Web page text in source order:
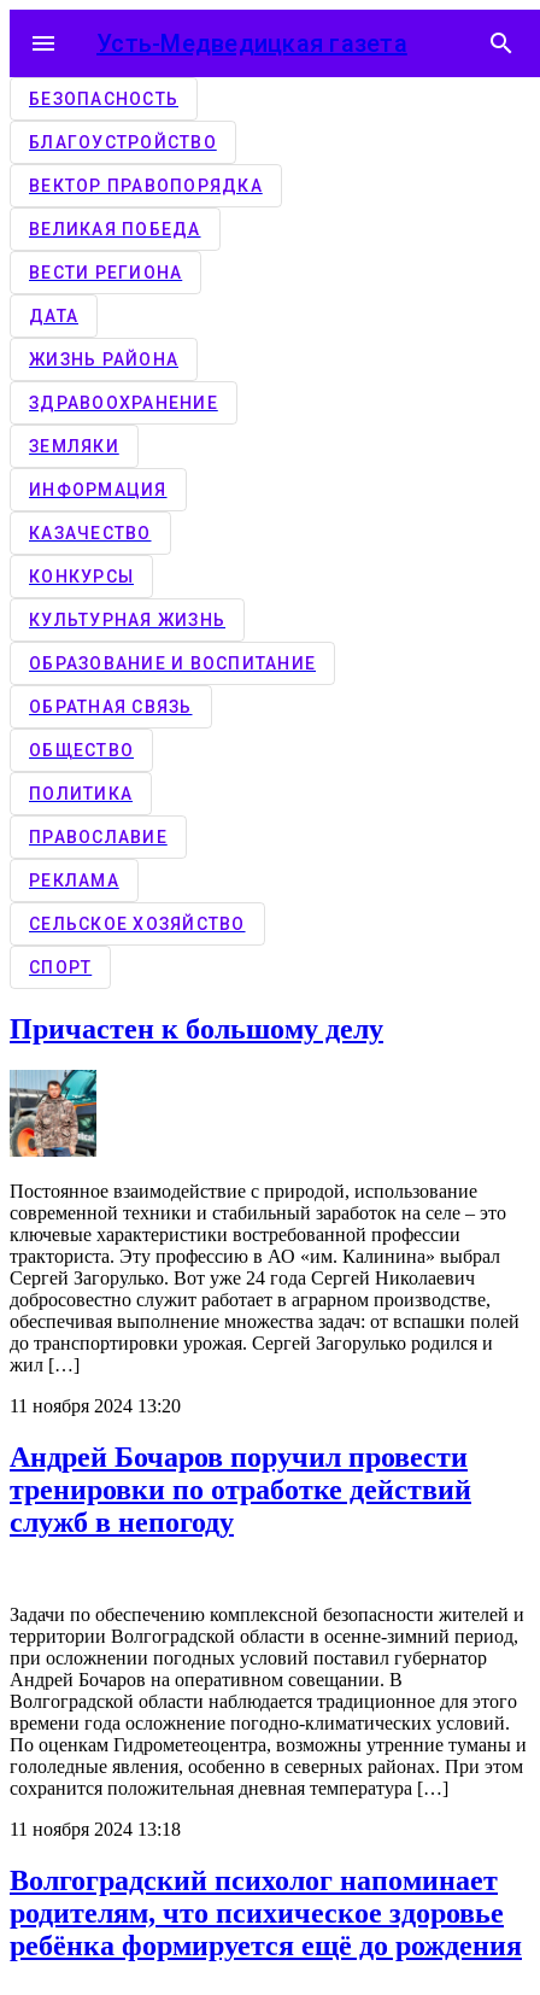
menu Усть-Медведицкая газета search
БЕЗОПАСНОСТЬ
БЛАГОУСТРОЙСТВО
ВЕКТОР ПРАВОПОРЯДКА
ВЕЛИКАЯ ПОБЕДА
ВЕСТИ РЕГИОНА
ДАТА
ЖИЗНЬ РАЙОНА
ЗДРАВООХРАНЕНИЕ
ЗЕМЛЯКИ
ИНФОРМАЦИЯ
КАЗАЧЕСТВО
КОНКУРCЫ
КУЛЬТУРНАЯ ЖИЗНЬ
ОБРАЗОВАНИЕ И ВОСПИТАНИЕ
ОБРАТНАЯ СВЯЗЬ
ОБЩЕСТВО
ПОЛИТИКА
ПРАВОСЛАВИЕ
РЕКЛАМА
СЕЛЬСКОЕ ХОЗЯЙСТВО
СПОРТ
Причастен к большому делу
Постоянное взаимодействие с природой, использование
современной техники и стабильный заработок на селе – это
ключевые характеристики востребованной профессии
тракториста. Эту профессию в АО «им. Калинина» выбрал
Сергей Загорулько. Вот уже 24 года Сергей Николаевич
добросовестно служит работает в аграрном производстве,
обеспечивая выполнение множества задач: от вспашки полей
до транспортировки урожая. Сергей Загорулько родился и
жил […]
11 ноября 2024 13:20
Андрей Бочаров поручил провести
тренировки по отработке действий
служб в непогоду
Задачи по обеспечению комплексной безопасности жителей и
территории Волгоградской области в осенне-зимний период,
при осложнении погодных условий поставил губернатор
Андрей Бочаров на оперативном совещании. В
Волгоградской области наблюдается традиционное для этого
времени года осложнение погодно-климатических условий.
По оценкам Гидрометеоцентра, возможны утренние туманы и
гололедные явления, особенно в северных районах. При этом
сохранится положительная дневная температура […]
11 ноября 2024 13:18
Волгоградский психолог напоминает
родителям, что психическое здоровье
ребёнка формируется ещё до рождения